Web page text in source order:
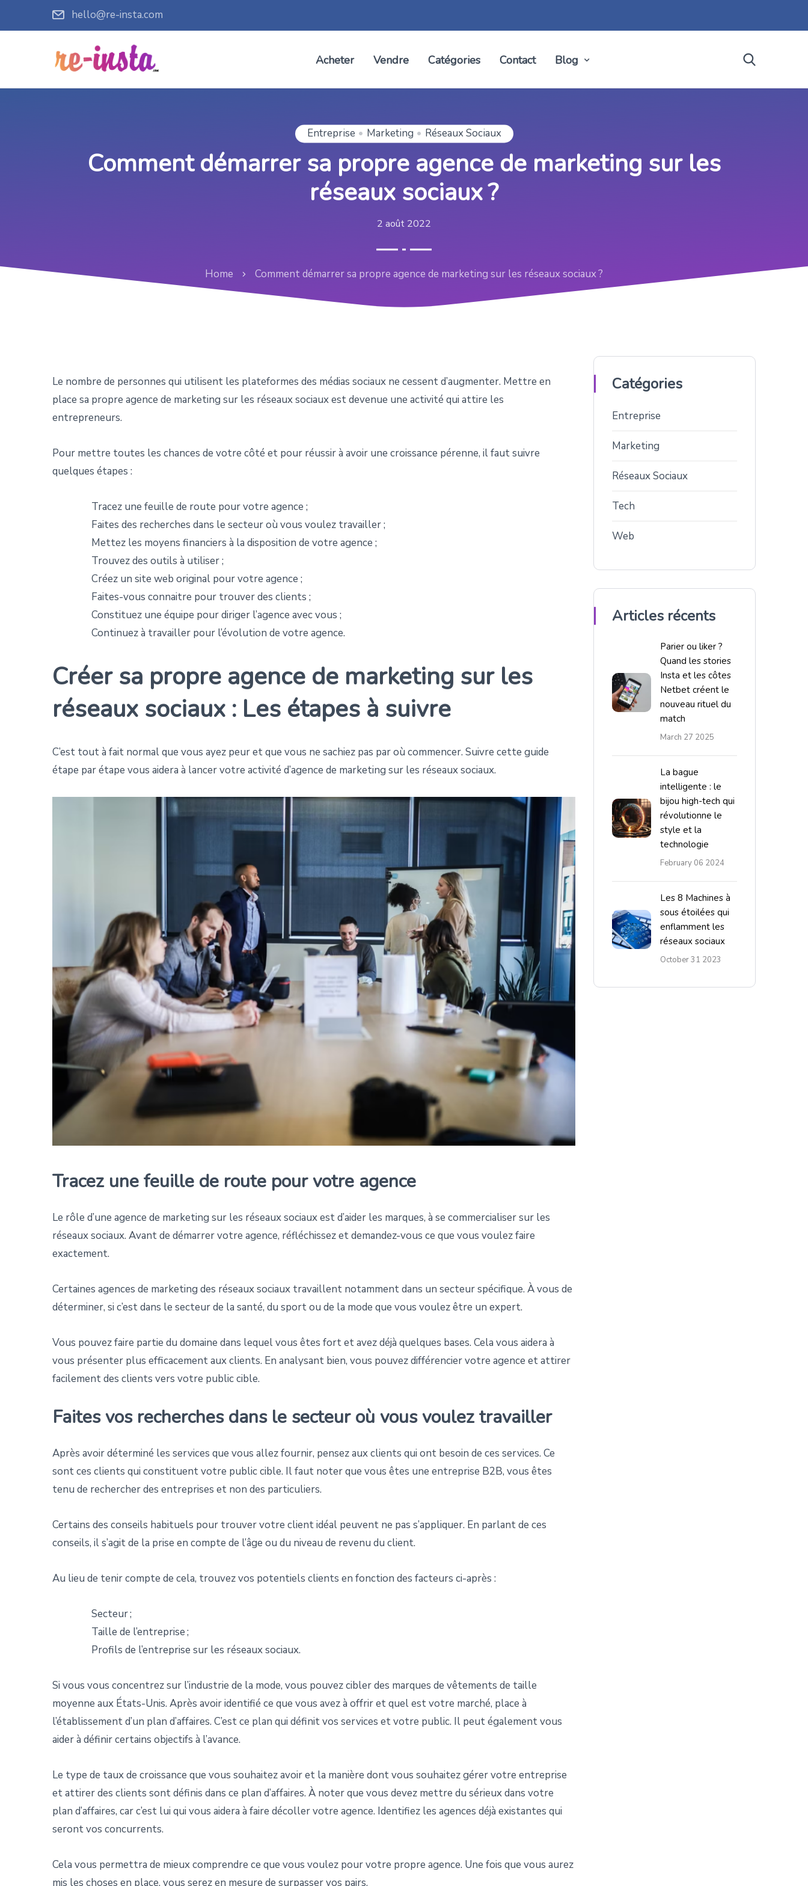
hello@re-insta.com
Acheter Vendre Catégories Contact Blog
Entreprise Marketing Réseaux Sociaux
Comment démarrer sa propre agence de marketing sur les
réseaux sociaux ?
2 août 2022
Home Comment démarrer sa propre agence de marketing sur les réseaux sociaux ?
Catégories
Entreprise
Marketing
Réseaux Sociaux
Tech
Web
Articles récents
Parier ou liker ?
Quand les stories
Insta et les côtes
Netbet créent le
nouveau rituel du
match
March 27 2025
La bague
intelligente : le
bijou high-tech qui
révolutionne le
style et la
technologie
February 06 2024
Les 8 Machines à
sous étoilées qui
enflamment les
réseaux sociaux
October 31 2023
Le nombre de personnes qui utilisent les plateformes des médias sociaux ne cessent d’augmenter. Mettre en
place sa propre agence de marketing sur les réseaux sociaux est devenue une activité qui attire les
entrepreneurs.
Pour mettre toutes les chances de votre côté et pour réussir à avoir une croissance pérenne, il faut suivre
quelques étapes :
Tracez une feuille de route pour votre agence ;
Faites des recherches dans le secteur où vous voulez travailler ;
Mettez les moyens financiers à la disposition de votre agence ;
Trouvez des outils à utiliser ;
Créez un site web original pour votre agence ;
Faites-vous connaitre pour trouver des clients ;
Constituez une équipe pour diriger l’agence avec vous ;
Continuez à travailler pour l’évolution de votre agence.
Créer sa propre agence de marketing sur les
réseaux sociaux : Les étapes à suivre
C’est tout à fait normal que vous ayez peur et que vous ne sachiez pas par où commencer. Suivre cette guide
étape par étape vous aidera à lancer votre activité d’agence de marketing sur les réseaux sociaux.
Tracez une feuille de route pour votre agence
Le rôle d’une agence de marketing sur les réseaux sociaux est d’aider les marques, à se commercialiser sur les
réseaux sociaux. Avant de démarrer votre agence, réfléchissez et demandez-vous ce que vous voulez faire
exactement.
Certaines agences de marketing des réseaux sociaux travaillent notamment dans un secteur spécifique. À vous de
déterminer, si c’est dans le secteur de la santé, du sport ou de la mode que vous voulez être un expert.
Vous pouvez faire partie du domaine dans lequel vous êtes fort et avez déjà quelques bases. Cela vous aidera à
vous présenter plus efficacement aux clients. En analysant bien, vous pouvez différencier votre agence et attirer
facilement des clients vers votre public cible.
Faites vos recherches dans le secteur où vous voulez travailler
Après avoir déterminé les services que vous allez fournir, pensez aux clients qui ont besoin de ces services. Ce
sont ces clients qui constituent votre public cible. Il faut noter que vous êtes une entreprise B2B, vous êtes
tenu de rechercher des entreprises et non des particuliers.
Certains des conseils habituels pour trouver votre client idéal peuvent ne pas s’appliquer. En parlant de ces
conseils, il s’agit de la prise en compte de l’âge ou du niveau de revenu du client.
Au lieu de tenir compte de cela, trouvez vos potentiels clients en fonction des facteurs ci-après :
Secteur ;
Taille de l’entreprise ;
Profils de l’entreprise sur les réseaux sociaux.
Si vous vous concentrez sur l’industrie de la mode, vous pouvez cibler des marques de vêtements de taille
moyenne aux États-Unis. Après avoir identifié ce que vous avez à offrir et quel est votre marché, place à
l’établissement d’un plan d’affaires. C’est ce plan qui définit vos services et votre public. Il peut également vous
aider à définir certains objectifs à l’avance.
Le type de taux de croissance que vous souhaitez avoir et la manière dont vous souhaitez gérer votre entreprise
et attirer des clients sont définis dans ce plan d’affaires. À noter que vous devez mettre du sérieux dans votre
plan d’affaires, car c’est lui qui vous aidera à faire décoller votre agence. Identifiez les agences déjà existantes qui
seront vos concurrents.
Cela vous permettra de mieux comprendre ce que vous voulez pour votre propre agence. Une fois que vous aurez
mis les choses en place, vous serez en mesure de surpasser vos pairs.